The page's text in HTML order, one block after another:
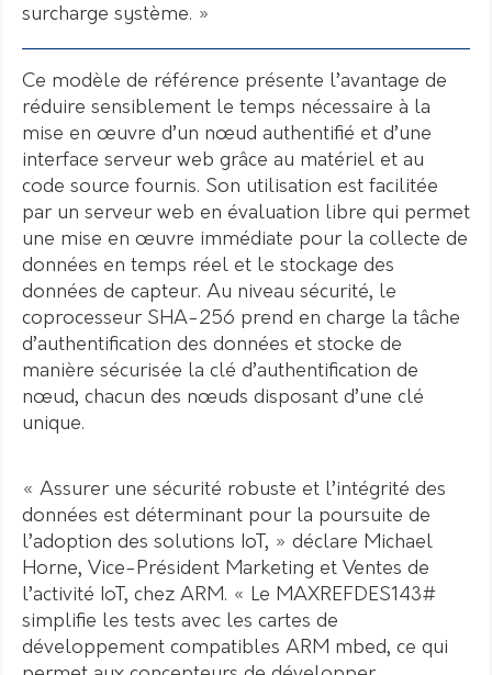
surcharge système. »
Ce modèle de référence présente l’avantage de
réduire sensiblement le temps nécessaire à la
mise en œuvre d’un nœud authentifié et d’une
interface serveur web grâce au matériel et au
code source fournis. Son utilisation est facilitée
par un serveur web en évaluation libre qui permet
une mise en œuvre immédiate pour la collecte de
données en temps réel et le stockage des
données de capteur. Au niveau sécurité, le
coprocesseur SHA-256 prend en charge la tâche
d’authentification des données et stocke de
manière sécurisée la clé d’authentification de
nœud, chacun des nœuds disposant d’une clé
unique.
« Assurer une sécurité robuste et l’intégrité des
données est déterminant pour la poursuite de
l’adoption des solutions IoT, » déclare Michael
Horne, Vice-Président Marketing et Ventes de
l’activité IoT, chez ARM. « Le MAXREFDES143#
simplifie les tests avec les cartes de
développement compatibles ARM mbed, ce qui